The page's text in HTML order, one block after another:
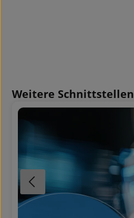
Produktgalerie überspringen
Weitere Schnittstellen